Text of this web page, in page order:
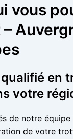
vous
en
votre
de notre
de votre